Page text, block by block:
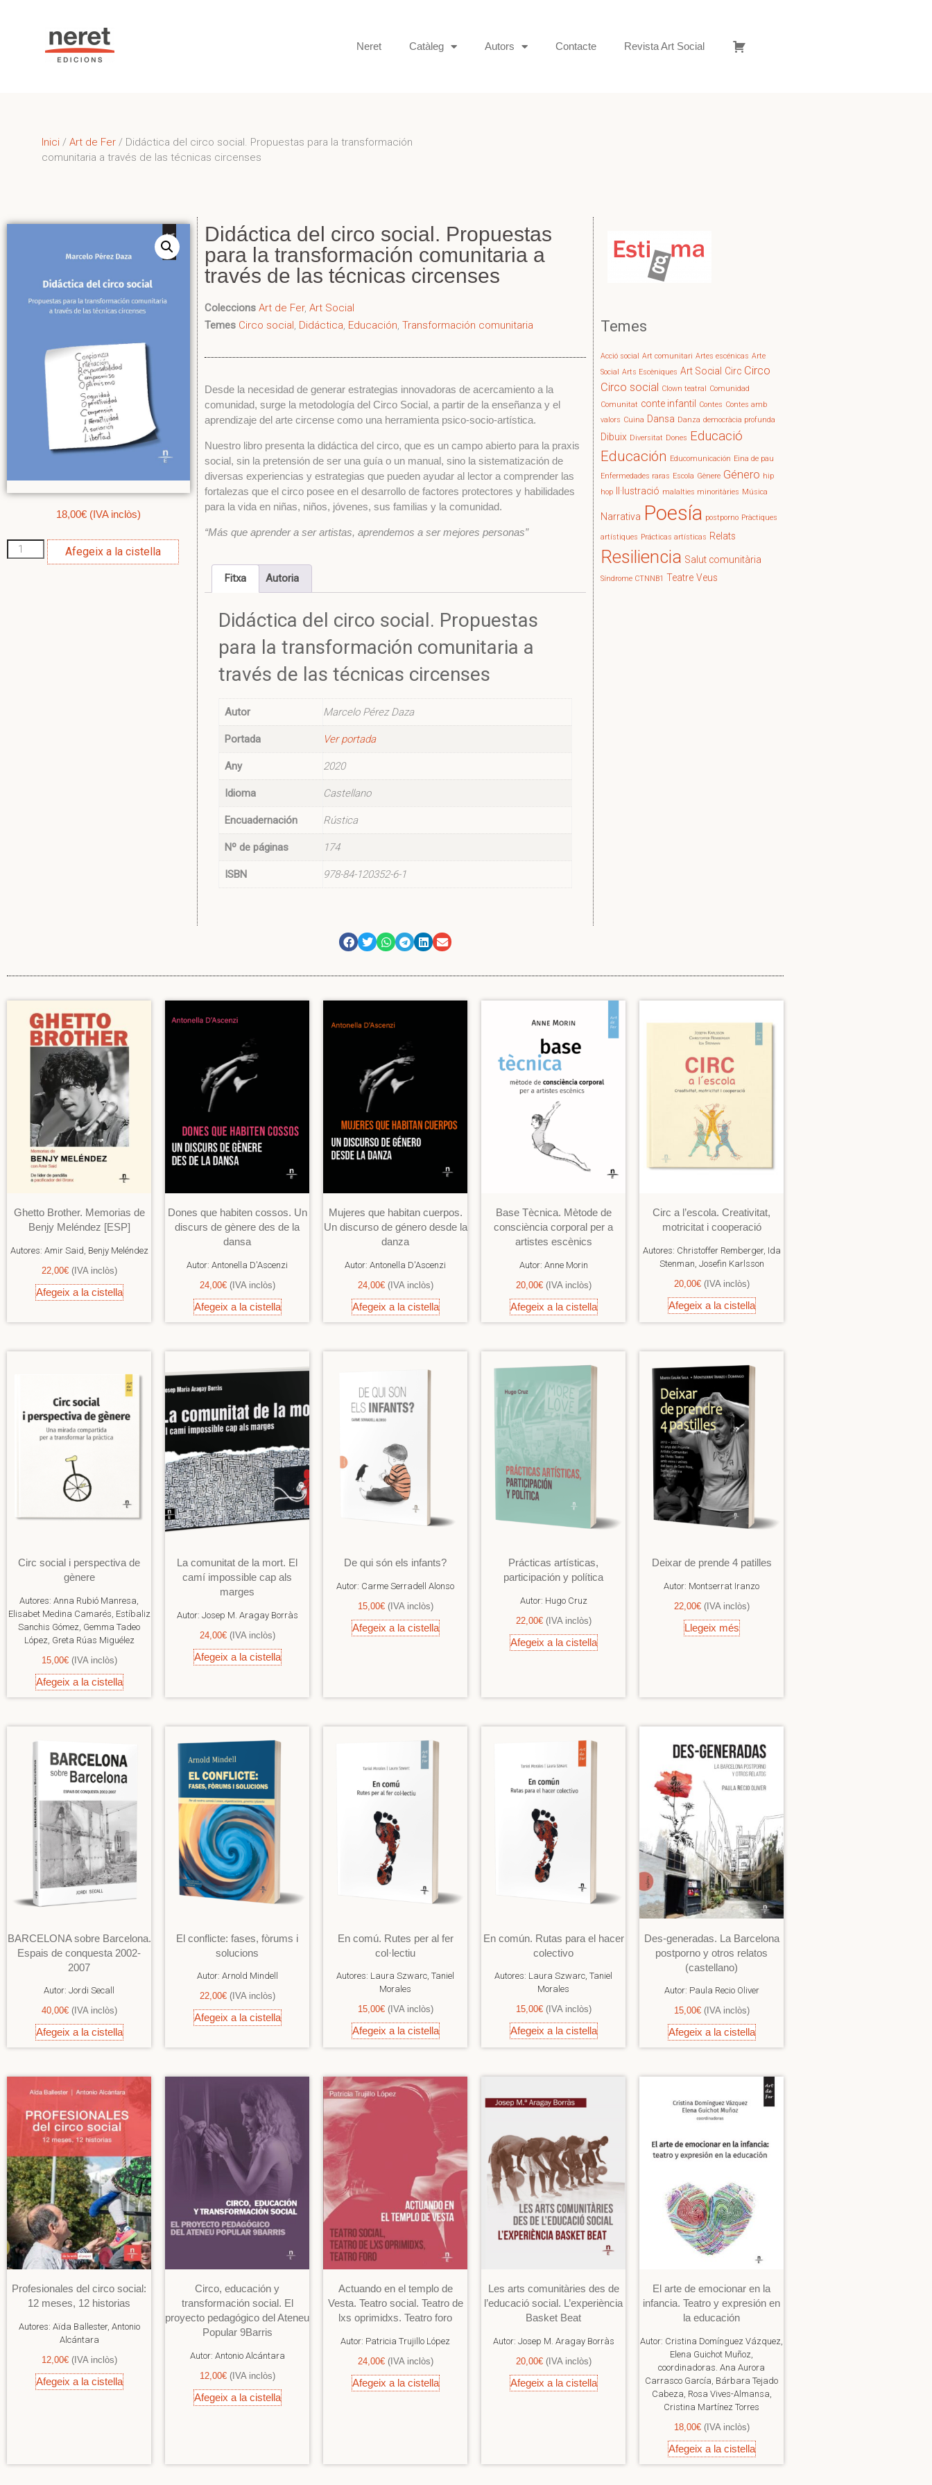
Neret Catàleg Autors Contacte Revista Art Social
Inici / Art de Fer / Didáctica del circo social. Propuestas para la transformación
comunitaria a través de las técnicas circenses
18,00€ (IVA inclòs)
Afegeix a la cistella
Didáctica del circo social. Propuestas
para la transformación comunitaria a
través de las técnicas circenses
Coleccions Art de Fer, Art Social
Temes Circo social, Didáctica, Educación, Transformación comunitaria
Desde la necesidad de generar estrategias innovadoras de acercamiento a la
comunidad, surge la metodología del Circo Social, a partir de la enseñanza y el
aprendizaje del arte circense como una herramienta psico-socio-artística.
Nuestro libro presenta la didáctica del circo, que es un campo abierto para la praxis
social, sin la pretensión de ser una guía o un manual, sino la sistematización de
diversas experiencias y estrategias que pueden ayudar al lector a comprender las
fortalezas que el circo posee en el desarrollo de factores protectores y habilidades
para la vida en niñas, niños, jóvenes, sus familias y la comunidad.
“Más que aprender a ser artistas, aprendemos a ser mejores personas”
Fitxa Autoria
Didáctica del circo social. Propuestas
para la transformación comunitaria a
través de las técnicas circenses
Autor Marcelo Pérez Daza
Portada Ver portada
Any 2020
Idioma Castellano
Encuadernación Rústica
Nº de páginas 174
ISBN 978-84-120352-6-1
Temes
Acció social Art comunitari Artes escénicas Arte
Social Arts Escèniques Art Social Circ Circo
Circo social Clown teatral Comunidad
Comunitat conte infantil Contes Contes amb
valors Cuina Dansa Danza democràcia profunda
Dibuix Diversitat Dones Educació
Educación Educomunicación Eina de pau
Enfermedades raras Escola Gènere Género hip
hop
Il·lustració malalties minoritàries Música
Narrativa Poesía postporno Pràctiques
artístiques Prácticas artísticas Relats
Resiliencia Salut comunitària
Síndrome CTNNB1 Teatre Veus
Ghetto Brother. Memorias de
Benjy Meléndez [ESP]
Autores: Amir Said, Benjy Meléndez
22,00€ (IVA inclòs)
Afegeix a la cistella
Dones que habiten cossos. Un
discurs de gènere des de la
dansa
Autor: Antonella D'Ascenzi
24,00€ (IVA inclòs)
Afegeix a la cistella
Mujeres que habitan cuerpos.
Un discurso de género desde la
danza
Autor: Antonella D'Ascenzi
24,00€ (IVA inclòs)
Afegeix a la cistella
Base Tècnica. Mètode de
consciència corporal per a
artistes escènics
Autor: Anne Morin
20,00€ (IVA inclòs)
Afegeix a la cistella
Circ a l’escola. Creativitat,
motricitat i cooperació
Autores: Christoffer Remberger, Ida
Stenman, Josefin Karlsson
20,00€ (IVA inclòs)
Afegeix a la cistella
Circ social i perspectiva de
gènere
Autores: Anna Rubió Manresa,
Elisabet Medina Camarés, Estíbaliz
Sanchis Gómez, Gemma Tadeo
López, Greta Rúas Miguélez
15,00€ (IVA inclòs)
Afegeix a la cistella
La comunitat de la mort. El
camí impossible cap als
marges
Autor: Josep M. Aragay Borràs
24,00€ (IVA inclòs)
Afegeix a la cistella
De qui són els infants?
Autor: Carme Serradell Alonso
15,00€ (IVA inclòs)
Afegeix a la cistella
Prácticas artísticas,
participación y política
Autor: Hugo Cruz
22,00€ (IVA inclòs)
Afegeix a la cistella
Deixar de prende 4 patilles
Autor: Montserrat Iranzo
22,00€ (IVA inclòs)
Llegeix més
BARCELONA sobre Barcelona.
Espais de conquesta 2002-
2007
Autor: Jordi Secall
40,00€ (IVA inclòs)
Afegeix a la cistella
El conflicte: fases, fòrums i
solucions
Autor: Arnold Mindell
22,00€ (IVA inclòs)
Afegeix a la cistella
En comú. Rutes per al fer
col·lectiu
Autores: Laura Szwarc, Taniel
Morales
15,00€ (IVA inclòs)
Afegeix a la cistella
En común. Rutas para el hacer
colectivo
Autores: Laura Szwarc, Taniel
Morales
15,00€ (IVA inclòs)
Afegeix a la cistella
Des-generadas. La Barcelona
postporno y otros relatos
(castellano)
Autor: Paula Recio Oliver
15,00€ (IVA inclòs)
Afegeix a la cistella
Profesionales del circo social:
12 meses, 12 historias
Autores: Aïda Ballester, Antonio
Alcántara
12,00€ (IVA inclòs)
Afegeix a la cistella
Circo, educación y
transformación social. El
proyecto pedagógico del Ateneu
Popular 9Barris
Autor: Antonio Alcántara
12,00€ (IVA inclòs)
Afegeix a la cistella
Actuando en el templo de
Vesta. Teatro social. Teatro de
lxs oprimidxs. Teatro foro
Autor: Patricia Trujillo López
24,00€ (IVA inclòs)
Afegeix a la cistella
Les arts comunitàries des de
l’educació social. L’experiència
Basket Beat
Autor: Josep M. Aragay Borràs
20,00€ (IVA inclòs)
Afegeix a la cistella
El arte de emocionar en la
infancia. Teatro y expresión en
la educación
Autor: Cristina Domínguez Vázquez,
Elena Guichot Muñoz,
coordinadoras. Ana Aurora
Carrasco García, Bárbara Tejado
Cabeza, Rosa Vives-Almansa,
Cristina Martínez Torres
18,00€ (IVA inclòs)
Afegeix a la cistella